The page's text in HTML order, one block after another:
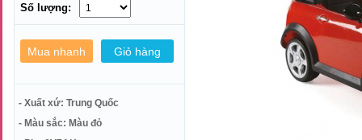
Số lượng:
- Xuất xứ: Trung Quốc
- Màu sắc: Màu đỏ